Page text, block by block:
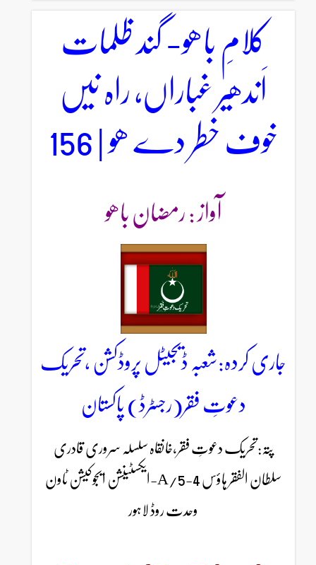
کلامِ باھو- گند ظلمات
اَندھیر غباراں، راہ نیں
خوف خطر دے ھو | 156
آواز : رمضان باھو
جاری کردہ:شعبہ ڈیجیٹل پروڈکشن ،تحریک
دعوتِ فقر(رجسٹرڈ) پاکستان
پتہ:تحریک دعوتِ فقر،خانقاہ سلسلہ سروری قادری
سلطان الفقر ہاؤس 4-5/A-ایکسٹینشن ایجوکیشن ٹاون
وحدت روڈ لاہور